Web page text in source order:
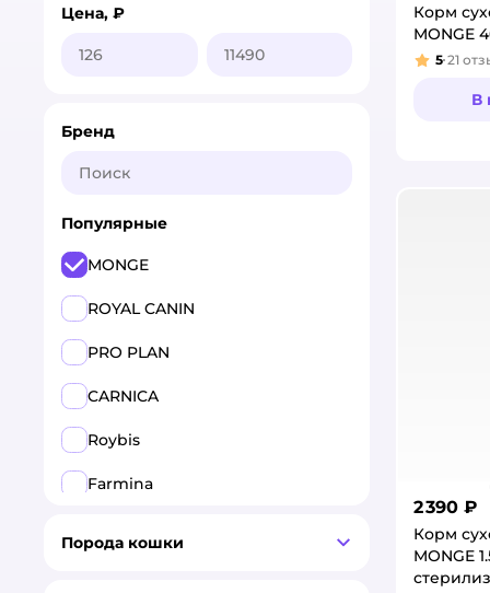
Корм
MONGE
5 21
В
2 390 ₽
Корм
MONGE
Цена, ₽
Бренд
Популярные
MONGE
ROYAL CANIN
PRO PLAN
CARNICA
Roybis
Farmina
Порода кошки